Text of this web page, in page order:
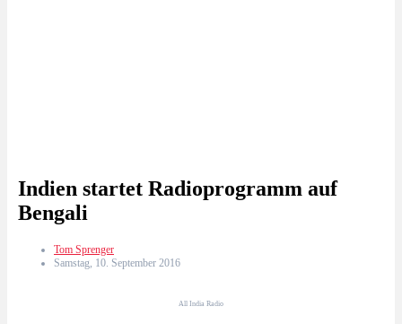
Indien startet Radioprogramm auf
Bengali
Tom Sprenger
Samstag, 10. September 2016
All India Radio